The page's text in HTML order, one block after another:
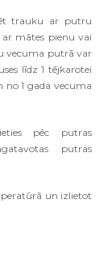
trauku ar putru
mātes pienu vai
vecuma putrā var
līdz 1 tējkarotei
no 1 gada vecuma
pēc putras
putras
un izlietot